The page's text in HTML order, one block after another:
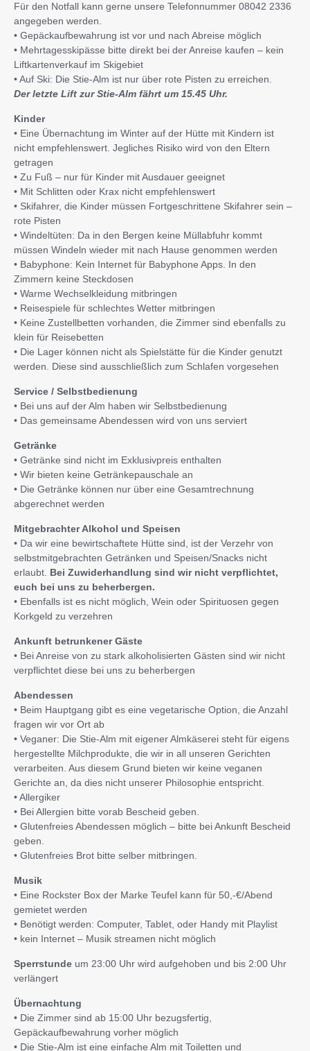
Für den Notfall kann gerne unsere Telefonnummer 08042 2336
angegeben werden.
• Gepäckaufbewahrung ist vor und nach Abreise möglich
• Mehrtagesskipässe bitte direkt bei der Anreise kaufen – kein
Liftkartenverkauf im Skigebiet
• Auf Ski: Die Stie-Alm ist nur über rote Pisten zu erreichen.
Der letzte Lift zur Stie-Alm fährt um 15.45 Uhr.
Kinder
• Eine Übernachtung im Winter auf der Hütte mit Kindern ist
nicht empfehlenswert. Jegliches Risiko wird von den Eltern
getragen
• Zu Fuß – nur für Kinder mit Ausdauer geeignet
• Mit Schlitten oder Krax nicht empfehlenswert
• Skifahrer, die Kinder müssen Fortgeschrittene Skifahrer sein –
rote Pisten
• Windeltüten: Da in den Bergen keine Müllabfuhr kommt
müssen Windeln wieder mit nach Hause genommen werden
• Babyphone: Kein Internet für Babyphone Apps. In den
Zimmern keine Steckdosen
• Warme Wechselkleidung mitbringen
• Reisespiele für schlechtes Wetter mitbringen
• Keine Zustellbetten vorhanden, die Zimmer sind ebenfalls zu
klein für Reisebetten
• Die Lager können nicht als Spielstätte für die Kinder genutzt
werden. Diese sind ausschließlich zum Schlafen vorgesehen
Service / Selbstbedienung
• Bei uns auf der Alm haben wir Selbstbedienung
• Das gemeinsame Abendessen wird von uns serviert
Getränke
• Getränke sind nicht im Exklusivpreis enthalten
• Wir bieten keine Getränkepauschale an
• Die Getränke können nur über eine Gesamtrechnung
abgerechnet werden
Mitgebrachter Alkohol und Speisen
• Da wir eine bewirtschaftete Hütte sind, ist der Verzehr von
selbstmitgebrachten Getränken und Speisen/Snacks nicht
erlaubt. Bei Zuwiderhandlung sind wir nicht verpflichtet,
euch bei uns zu beherbergen.
• Ebenfalls ist es nicht möglich, Wein oder Spirituosen gegen
Korkgeld zu verzehren
Ankunft betrunkener Gäste
• Bei Anreise von zu stark alkoholisierten Gästen sind wir nicht
verpflichtet diese bei uns zu beherbergen
Abendessen
• Beim Hauptgang gibt es eine vegetarische Option, die Anzahl
fragen wir vor Ort ab
• Veganer: Die Stie-Alm mit eigener Almkäserei steht für eigens
hergestellte Milchprodukte, die wir in all unseren Gerichten
verarbeiten. Aus diesem Grund bieten wir keine veganen
Gerichte an, da dies nicht unserer Philosophie entspricht.
• Allergiker
• Bei Allergien bitte vorab Bescheid geben.
• Glutenfreies Abendessen möglich – bitte bei Ankunft Bescheid
geben.
• Glutenfreies Brot bitte selber mitbringen.
Musik
• Eine Rockster Box der Marke Teufel kann für 50,-€/Abend
gemietet werden
• Benötigt werden: Computer, Tablet, oder Handy mit Playlist
• kein Internet – Musik streamen nicht möglich
Sperrstunde um 23:00 Uhr wird aufgehoben und bis 2:00 Uhr
verlängert
Übernachtung
• Die Zimmer sind ab 15:00 Uhr bezugsfertig,
Gepäckaufbewahrung vorher möglich
• Die Stie-Alm ist eine einfache Alm mit Toiletten und